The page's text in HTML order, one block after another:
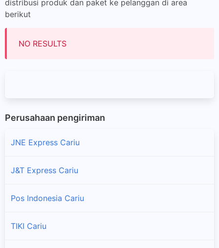
distribusi produk dan paket ke pelanggan di area
berikut
NO RESULTS
Perusahaan pengiriman
JNE Express Cariu
J&T Express Cariu
Pos Indonesia Cariu
TIKI Cariu